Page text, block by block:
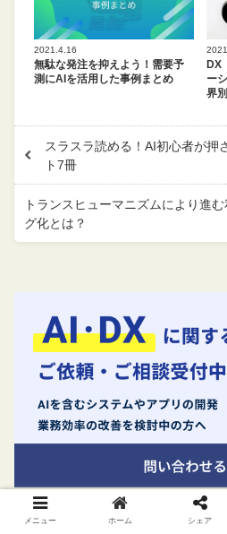
2021.4.16
無駄な発注を抑えよう！需要予
測にAIを活用した事例まとめ
DX
ー
界別
スラスラ読める！AI初心者が押
ト7冊
トランスヒューマニズムにより進
グ化とは？
メニュー ホーム シェア